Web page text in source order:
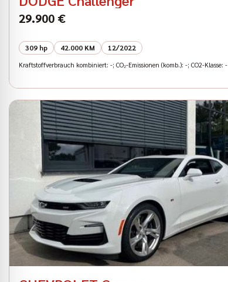
29.900 €
309 hp 42.000 KM 12/2022
Kraftstoffverbrauch kombiniert: -; CO₂-Emissionen (komb.): -; CO2-Klasse: -